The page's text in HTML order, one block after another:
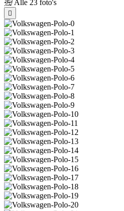
Alle 23 foto's